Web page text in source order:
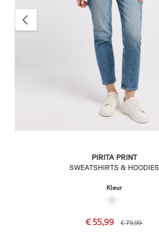
PIRITA PRINT
SWEATSHIRTS & HOODIES
Kleur
€ 55,99 € 79,99